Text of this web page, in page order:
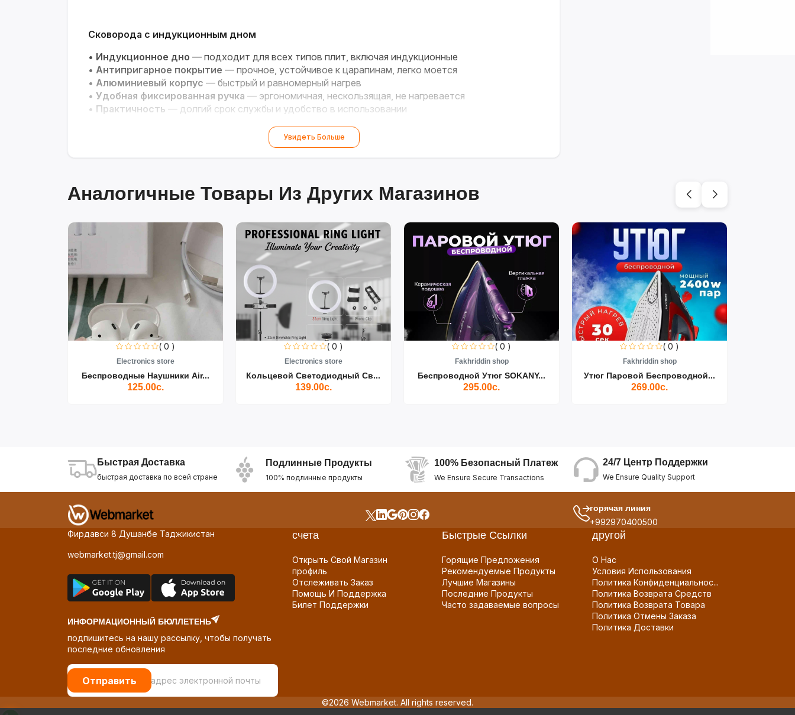
Сковорода с индукционным дном
• Индукционное дно — подходит для всех типов плит, включая индукционные
• Антипригарное покрытие — прочное, устойчивое к царапинам, легко моется
• Алюминиевый корпус — быстрый и равномерный нагрев
• Удобная фиксированная ручка — эргономичная, нескользящая, не нагревается
• Практичность — долгий срок службы и удобство в использовании
Увидеть Больше
Аналогичные Товары Из Других Магазинов
( 0 )
Electronics store
Беспроводные Наушники Air...
125.00с.
( 0 )
Electronics store
Кольцевой Светодиодный Св...
139.00с.
( 0 )
Fakhriddin shop
Беспроводной Утюг SOKANY...
295.00с.
( 0 )
Fakhriddin shop
Утюг Паровой Беспроводной...
269.00с.
Быстрая Доставка
быстрая доставка по всей стране
Подлинные Продукты
100% подлинные продукты
100% Безопасный Платеж
We Ensure Secure Transactions
24/7 Центр Поддержки
We Ensure Quality Support
горячая линия
+992970400500
Фирдавси 8 Душанбе Таджикистан
webmarket.tj@gmail.com
ИНФОРМАЦИОННЫЙ БЮЛЛЕТЕНЬ
подпишитесь на нашу рассылку, чтобы получать
последние обновления
Отправить
счета
Открыть Свой Магазин
профиль
Отслеживать Заказ
Помощь И Поддержка
Билет Поддержки
Быстрые Ссылки
Горящие Предложения
Рекомендуемые Продукты
Лучшие Магазины
Последние Продукты
Часто задаваемые вопросы
другой
О Нас
Условия Использования
Политика Конфиденциальнос...
Политика Возврата Средств
Политика Возврата Товара
Политика Отмены Заказа
Политика Доставки
©2026 Webmarket. All rights reserved.